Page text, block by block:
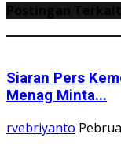
Siaran Pers
Menag Minta...
rvebriyanto